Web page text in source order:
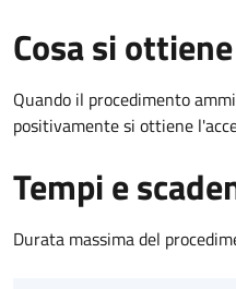
Cosa si ottiene
Quando il procedimento
positivamente si ottiene
Tempi e
Durata massima del